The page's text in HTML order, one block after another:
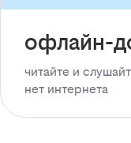
офлайн-
читайте и
нет интернета